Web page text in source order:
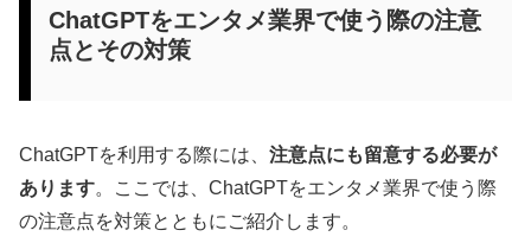
ChatGPTをエンタメ業界で使う際の注意
点とその対策
ChatGPTを利用する際には、 注意点にも留意する必要が
あります。ここでは、ChatGPTをエンタメ業界で使う際
の注意点を対策とともにご紹介します。